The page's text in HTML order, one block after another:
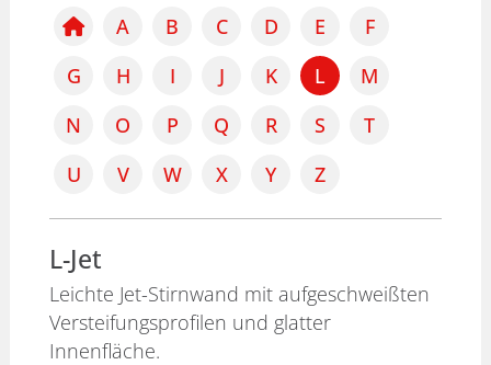
A B C D E
F
G
H I J K L
M
N
O P Q R S
T
U
V W X Y Z
L-Jet
Leichte Jet-Stirnwand mit aufgeschweißten
Versteifungsprofilen und glatter
Innenfläche.